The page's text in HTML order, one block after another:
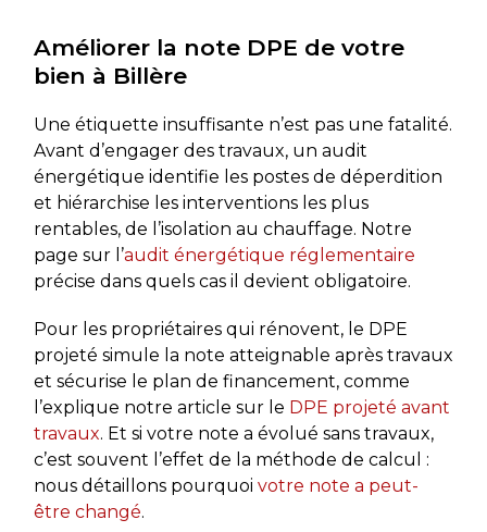
Améliorer la note DPE de votre
bien à Billère
Une étiquette insuffisante n’est pas une fatalité.
Avant d’engager des travaux, un audit
énergétique identifie les postes de déperdition
et hiérarchise les interventions les plus
rentables, de l’isolation au chauffage. Notre
page sur l’audit énergétique réglementaire
précise dans quels cas il devient obligatoire.
Pour les propriétaires qui rénovent, le DPE
projeté simule la note atteignable après travaux
et sécurise le plan de financement, comme
l’explique notre article sur le DPE projeté avant
travaux. Et si votre note a évolué sans travaux,
c’est souvent l’effet de la méthode de calcul :
nous détaillons pourquoi votre note a peut-
être changé.